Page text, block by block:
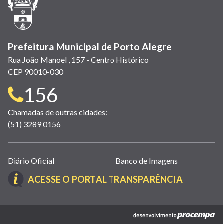
Prefeitura Municipal de Porto Alegre
Rua João Manoel , 157 - Centro Histórico
CEP 90010-030
Telefone
para
contato:
156
Chamadas de outras cidades:
(51) 3289 0156
Links
úteis
(abrem
nova
Diário Oficial Banco de Imagens
ACESSE O PORTAL TRANSPARÊNCIA(LINK
EM
NOVA